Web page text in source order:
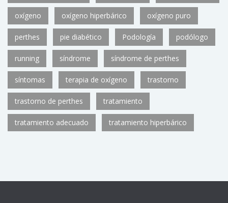
oxígeno oxígeno hiperbárico oxígeno puro
perthes pie diabético Podología podólogo
running síndrome síndrome de perthes
síntomas terapia de oxígeno trastorno
trastorno de perthes tratamiento
tratamiento adecuado tratamiento hiperbárico